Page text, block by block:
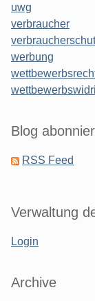
uwg
verbraucher
werbung
Blog
RSS Feed
Verwaltung
Login
Archive